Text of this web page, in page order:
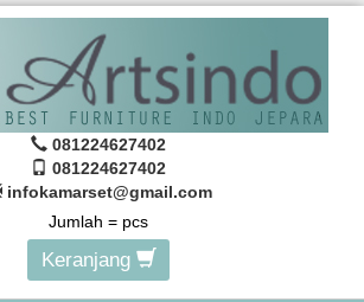
081224627402
081224627402
infokamarset@gmail.com
Jumlah = pcs
Keranjang